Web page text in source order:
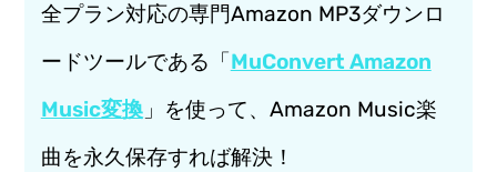
全プラン対応の専門Amazon MP3ダウンロ
ードツールである「MuConvert Amazon
Music変換」を使って、Amazon Music楽
曲を永久保存すれば解決！